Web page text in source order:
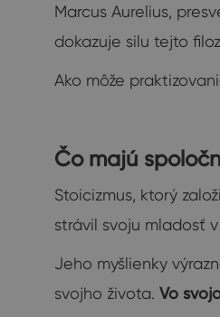
Marcus Aurelius,
dokazuje silu tejto
Ako môže
Čo majú
Stoicizmus, ktorý
strávil svoju mladosť
Jeho myšlienky
svojho života. Vo